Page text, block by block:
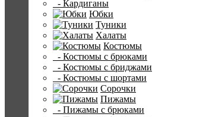
- Кардиганы
Юбки
Туники
Халаты
Костюмы
- Костюмы с брюками
- Костюмы с бриджами
- Костюмы с шортами
Сорочки
Пижамы
- Пижамы с брюками